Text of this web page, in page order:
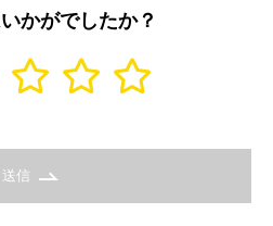
かがでしたか？
送信